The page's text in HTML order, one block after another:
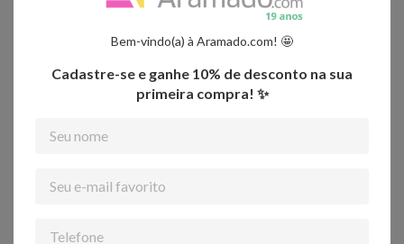
Bem-vindo(a) à Aramado.com! 🤩
Cadastre-se e ganhe 10% de desconto na sua
primeira compra! ✨
Ideal para armário de cozinha
Compatível com qualquer tipo de prateleira
Importante:
monitor.